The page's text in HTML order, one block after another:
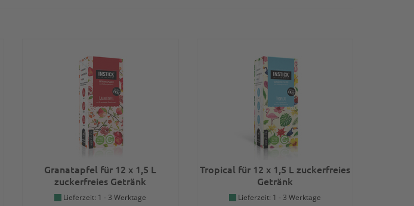
Granatapfel für 12 x 1,5 L
zuckerfreies Getränk
Lieferzeit: 1 - 3 Werktage
Tropical für 12 x 1,5 L zuckerfreies
Getränk
Lieferzeit: 1 - 3 Werktage